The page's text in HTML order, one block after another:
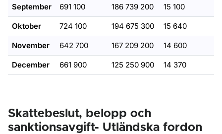
September 691 100 186 739 200 15 100
Oktober 724 100 194 675 300 15 640
November 642 700 167 209 200 14 600
December 661 900 125 250 900 14 370
Skattebeslut, belopp och
sanktionsavgift- Utländska fordon